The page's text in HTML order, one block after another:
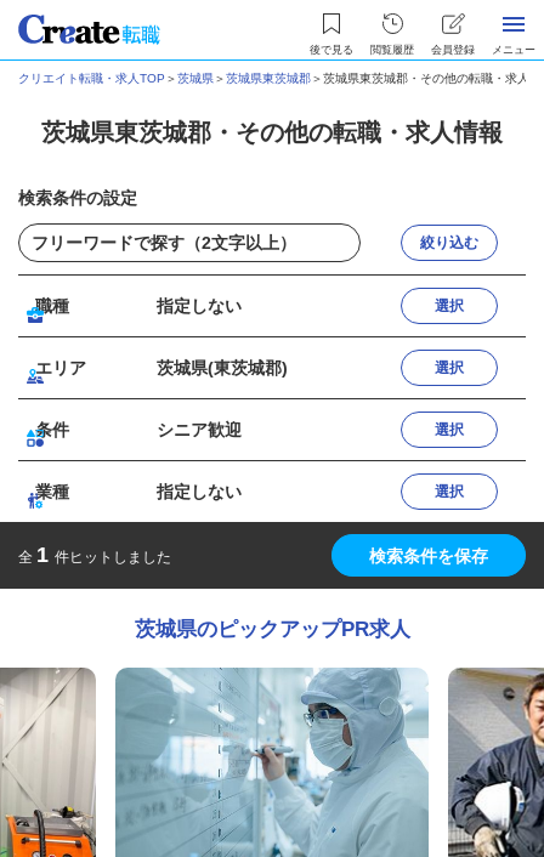
後で見る 閲覧履歴 会員登録 メニュー
クリエイト転職・求人TOP ＞茨城県＞茨城県東茨城郡＞茨城県東茨城郡・その他の転職・求人情
茨城県東茨城郡・その他の転職・求人情報
検索条件の設定
絞り込む
職種 指定しない 選択
エリア 茨城県(東茨城郡) 選択
条件 シニア歓迎 選択
業種 指定しない 選択
全 1 件ヒットしました 検索条件を保存
茨城県のピックアップPR求人